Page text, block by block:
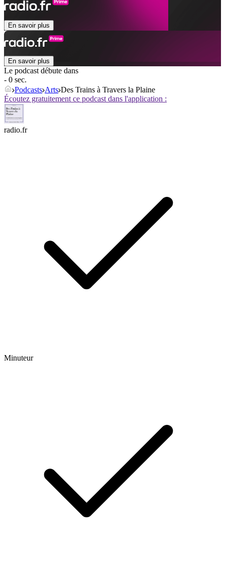
En savoir plus
En savoir plus
Le podcast débute dans
- 0 sec.
Podcasts Arts Des Trains à Travers la Plaine
Écoutez gratuitement ce podcast dans l'application :
radio.fr
Minuteur